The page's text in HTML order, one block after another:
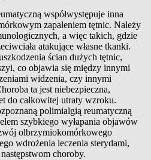
współwystępuje inna
zapaleniem tętnic. Należy
a więc takich, gdzie
atakujące własne tkanki.
ścian dużych tętnic,
co objawia się między innymi
widzenia, czy innymi
ta jest niebezpieczna,
do całkowitej utraty wzroku.
polimialgią reumatyczną
szybkiego wyłapania objawów
olbrzymiokomórkowego
wdrożenia leczenia sterydami,
choroby.